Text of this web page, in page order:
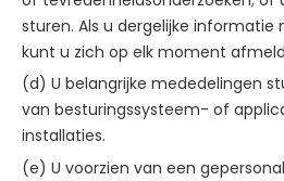
sturen. Als u dergelijke informatie
kunt u zich op elk moment
(d) U belangrijke mededelingen
van besturingssysteem- of
installaties.
(e) U voorzien van een